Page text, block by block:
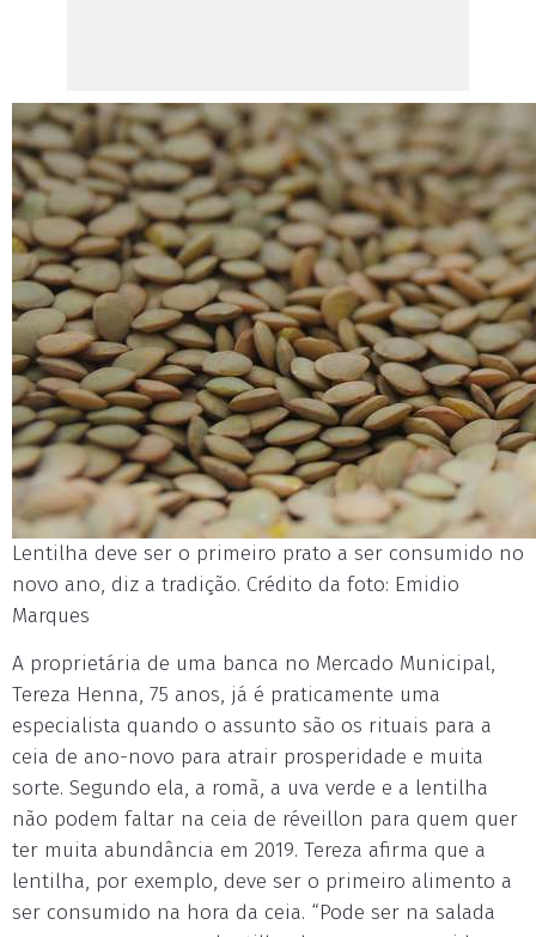
Lentilha deve ser o primeiro prato a ser consumido no
novo ano, diz a tradição. Crédito da foto: Emidio
Marques
A proprietária de uma banca no Mercado Municipal,
Tereza Henna, 75 anos, já é praticamente uma
especialista quando o assunto são os rituais para a
ceia de ano-novo para atrair prosperidade e muita
sorte. Segundo ela, a romã, a uva verde e a lentilha
não podem faltar na ceia de réveillon para quem quer
ter muita abundância em 2019. Tereza afirma que a
lentilha, por exemplo, deve ser o primeiro alimento a
ser consumido na hora da ceia. “Pode ser na salada